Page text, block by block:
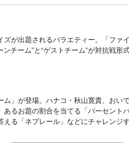
が出題されるバラエティー。「ファ
チーム”と“ゲストチーム”が対抗戦形
」が登場。ハナコ・秋山寛貴、おいで
るお題の割合を当てる「パーセントバ
る「ネプレール」などにチャレンジす